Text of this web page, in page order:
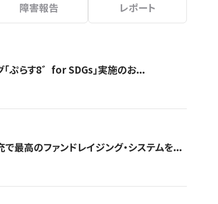
障害報告 レポート
ぷらす8゛for SDGs」実施のお...
最高のファンドレイジング・システムを...